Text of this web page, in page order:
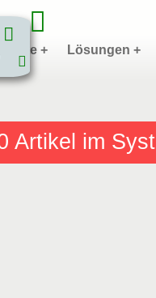
Artikel im
+ Lösungen +